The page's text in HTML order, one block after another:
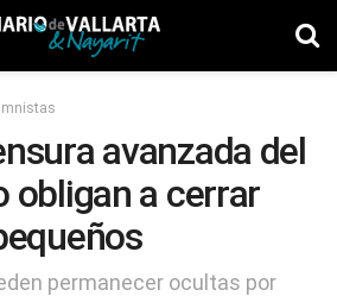
avanzada del
obligan a cerrar
permanecer ocultas por